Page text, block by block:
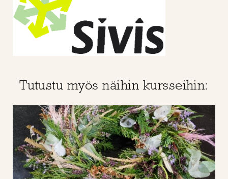
Tutustu myös näihin kursseihin: